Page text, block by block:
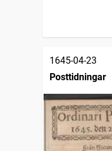
1645-04-23
Posttidningar